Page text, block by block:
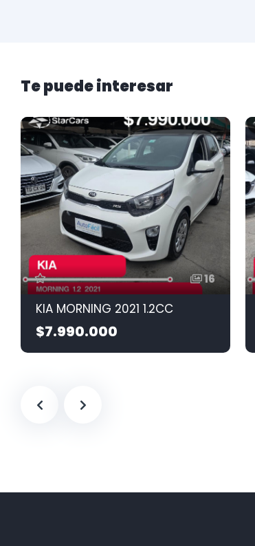
Te puede interesar
16
KIA MORNING 2021 1.2CC
$7.990.000